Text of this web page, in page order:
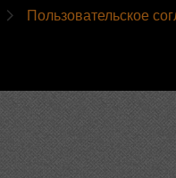
Пользовательское